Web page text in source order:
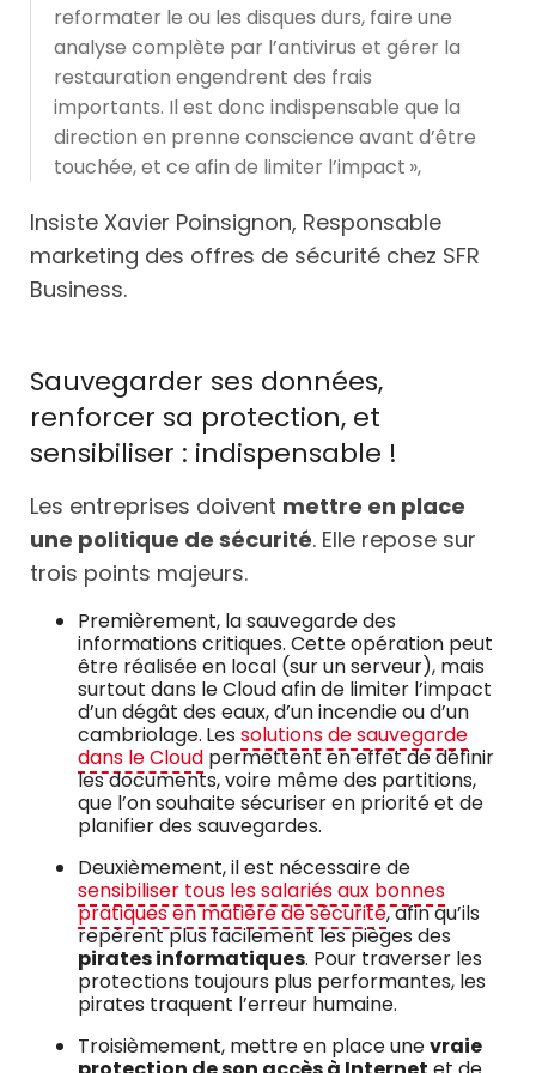
reformater le ou les disques durs, faire une
analyse complète par l’antivirus et gérer la
restauration engendrent des frais
importants. Il est donc indispensable que la
direction en prenne conscience avant d’être
touchée, et ce afin de limiter l’impact »,
Insiste Xavier Poinsignon, Responsable
marketing des offres de sécurité chez SFR
Business.
Sauvegarder ses données,
renforcer sa protection, et
sensibiliser : indispensable !
Les entreprises doivent mettre en place
une politique de sécurité. Elle repose sur
trois points majeurs.
Premièrement, la sauvegarde des
informations critiques. Cette opération peut
être réalisée en local (sur un serveur), mais
surtout dans le Cloud afin de limiter l’impact
d’un dégât des eaux, d’un incendie ou d’un
cambriolage. Lessolutions de sauvegarde
dans le Cloud permettent en effet de définir
les documents, voire même des partitions,
que l’on souhaite sécuriser en priorité et de
planifier des sauvegardes.
Deuxièmement, il est nécessaire de
sensibiliser tous les salariés aux bonnes
pratiques en matière de sécurité, afin qu’ils
repèrent plus facilement les pièges des
pirates informatiques. Pour traverser les
protections toujours plus performantes, les
pirates traquent l’erreur humaine.
Troisièmement, mettre en place unevraie